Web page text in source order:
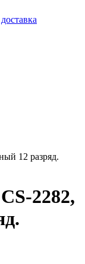
12 разряд.
2282,